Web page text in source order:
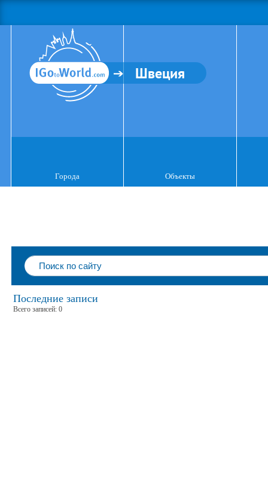
Швеция
Города Объекты
Последние записи
Всего записей: 0